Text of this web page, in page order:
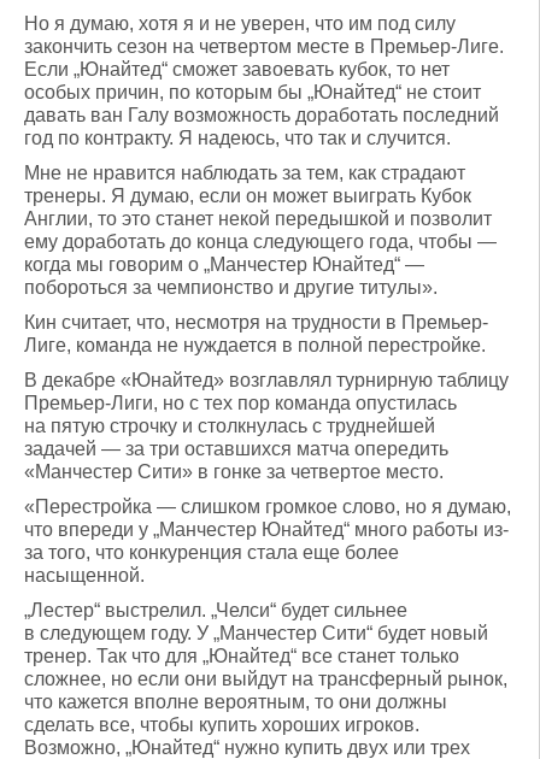
Но я думаю, хотя я и не уверен, что им под силу
закончить сезон на четвертом месте в Премьер-Лиге.
Если „Юнайтед“ сможет завоевать кубок, то нет
особых причин, по которым бы „Юнайтед“ не стоит
давать ван Галу возможность доработать последний
год по контракту. Я надеюсь, что так и случится.
Мне не нравится наблюдать за тем, как страдают
тренеры. Я думаю, если он может выиграть Кубок
Англии, то это станет некой передышкой и позволит
ему доработать до конца следующего года, чтобы —
когда мы говорим о „Манчестер Юнайтед“ —
побороться за чемпионство и другие титулы».
Кин считает, что, несмотря на трудности в Премьер-
Лиге, команда не нуждается в полной перестройке.
В декабре «Юнайтед» возглавлял турнирную таблицу
Премьер-Лиги, но с тех пор команда опустилась
на пятую строчку и столкнулась с труднейшей
задачей — за три оставшихся матча опередить
«Манчестер Сити» в гонке за четвертое место.
«Перестройка — слишком громкое слово, но я думаю,
что впереди у „Манчестер Юнайтед“ много работы из-
за того, что конкуренция стала еще более
насыщенной.
„Лестер“ выстрелил. „Челси“ будет сильнее
в следующем году. У „Манчестер Сити“ будет новый
тренер. Так что для „Юнайтед“ все станет только
сложнее, но если они выйдут на трансферный рынок,
что кажется вполне вероятным, то они должны
сделать все, чтобы купить хороших игроков.
Возможно, „Юнайтед“ нужно купить двух или трех